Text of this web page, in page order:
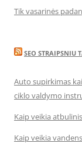
Tik vasarinės
SEO STRAIPSNIU
Auto supirkimas
ciklo valdymo
Kaip veikia
Kaip veikia